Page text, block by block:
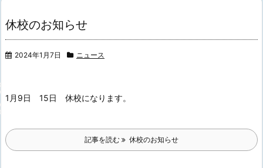
休校のお知らせ
2024年1月7日 ニュース
1月9日 15日 休校になります。
記事を読む 休校のお知らせ